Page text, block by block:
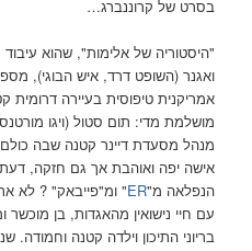
בסרט של קרוננברג…
"היסטוריה של אלימות", שהוא עיבוד
ואגנר (השופט דרד, איש הבוגי),
אמריקנית טיפוסית בעיירה
מושלמת מדי: תום סטול (ויגו
מנהל מסעדת דיינר קטנה שבה
אישה יפה ואוהבת אך גם חזקה,
הנפלאה מ"ER" ומ"פייבאק" ? לא
עם חיי נישואין מהאגדות, בן
בריוני התיכון וילדה קטנה וחמודה.